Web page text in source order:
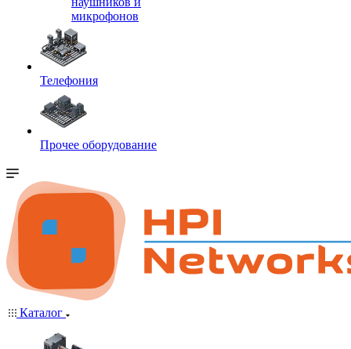
микрофонов
Телефония
Прочее оборудование
Каталог